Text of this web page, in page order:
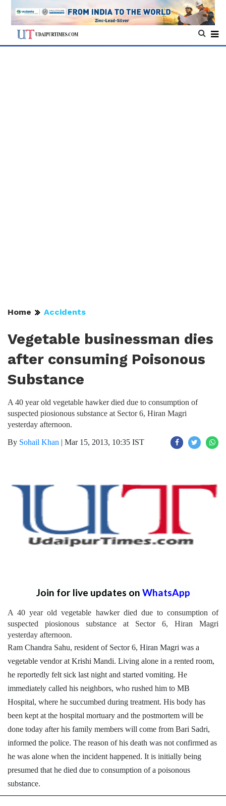
Home Accidents
Vegetable businessman dies
after consuming Poisonous
Substance
A 40 year old vegetable hawker died due to consumption of
suspected piosionous substance at Sector 6, Hiran Magri
yesterday afternoon.
By Sohail Khan | Mar 15, 2013, 10:35 IST
Join for live updates on WhatsApp
A 40 year old vegetable hawker died due to consumption of
suspected piosionous substance at Sector 6, Hiran Magri
yesterday afternoon.
Ram Chandra Sahu, resident of Sector 6, Hiran Magri was a
vegetable vendor at Krishi Mandi. Living alone in a rented room,
he reportedly felt sick last night and started vomiting. He
immediately called his neighbors, who rushed him to MB
Hospital, where he succumbed during treatment. His body has
been kept at the hospital mortuary and the postmortem will be
done today after his family members will come from Bari Sadri,
informed the police. The reason of his death was not confirmed as
he was alone when the incident happened. It is initially being
presumed that he died due to consumption of a poisonous
substance.